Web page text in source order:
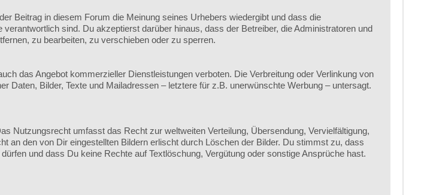
Beitrag in diesem Forum die Meinung seines Urhebers wiedergibt und dass die
sind. Du akzeptierst darüber hinaus, dass der Betreiber, die Administratoren und
zu bearbeiten, zu verschieben oder zu sperren.
das Angebot kommerzieller Dienstleistungen verboten. Die Verbreitung oder Verlinkung von
Bilder, Texte und Mailadressen – letztere für z.B. unerwünschte Werbung – untersagt.
Nutzungsrecht umfasst das Recht zur weltweiten Verteilung, Übersendung, Vervielfältigung,
an den von Dir eingestellten Bildern erlischt durch Löschen der Bilder. Du stimmst zu, dass
und dass Du keine Rechte auf Textlöschung, Vergütung oder sonstige Ansprüche hast.